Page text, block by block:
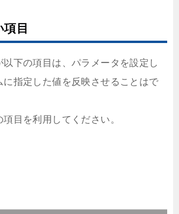
目
下の項目は、パラメータを設定し
に指定した値を反映させることはで
目を利用してください。